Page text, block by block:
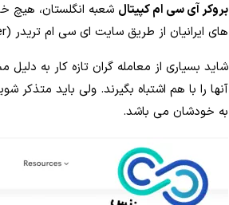
بروکر آی سی ام کپیتال شعبه انگلستان، هیچ
های ایرانیان از طریق سایت ای سی ام تریدر (ICM Trader) انجام می شود.
شاید بسیاری از معامله گران تازه کار به دلیل
آنها را با هم اشتباه بگیرند. ولی باید
به خودشان می باشد.